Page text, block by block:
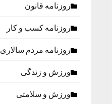
روزنامه قانون
روزنامه كسب و كار
روزنامه مردم سالاری
ورزش و زندگی
ورزش و سلامتی